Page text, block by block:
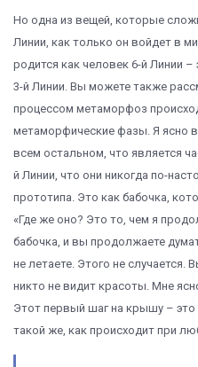
Но одна из вещей, которые
Линии, как только он войдет в
родится как человек 6-й Линии –
3-й Линии. Вы можете также
процессом метаморфоз
метаморфические фазы. Я ясно
всем остальном, что является
й Линии, что они никогда по-
прототипа. Это как бабочка,
«Где же оно? Это то, чем я
бабочка, и вы продолжаете
не летаете. Этого не
никто не видит красоты. Мне
Этот первый шаг на крышу – это
такой же, как происходит при